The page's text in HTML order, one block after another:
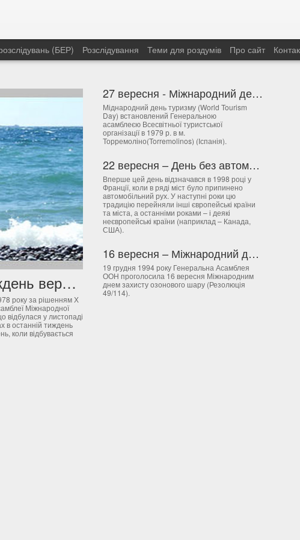
(БЕР) Розслідування Теми для роздумів Про сайт
В останній тиждень вересня – Всесвітній день моря
року за рішенням Х
Міжнародної
відбулася у листопаді
в останній тиждень
коли відбувається
27 вересня - Міжнародний день туризму
Міднародний день туризму (World Tourism
Day) встановлений Генеральною
асамблеєю Всесвітньої туристської
організації в 1979 р. в м.
Торремоліно(Torremolinos) (Іспанія).
22 вересня – День без автомобілів
Вперше цей день відзначався в 1998 році у
Франції, коли в ряді міст було припинено
автомобільний рух. У наступні роки цю
традицію перейняли інші європейські країни
та міста, а останніми роками – і деякі
неєвропейські країни (наприклад – Канада,
США).
16 вересня – Міжнародний день захисту озонового шару
19 грудня 1994 року Генеральна Асамблея
ООН проголосила 16 вересня Міжнародним
днем захисту озонового шару (Резолюція
49/114).